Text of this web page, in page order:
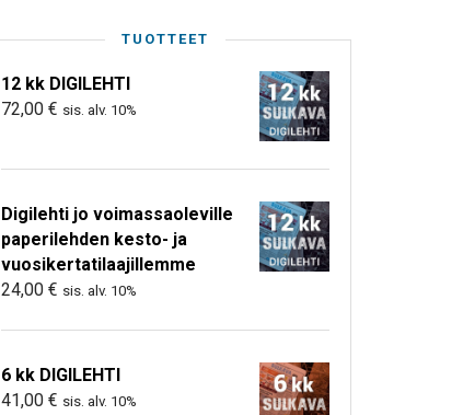
TUOTTEET
12 kk DIGILEHTI
72,00 € sis. alv. 10%
Digilehti jo voimassaoleville
paperilehden kesto- ja
vuosikertatilaajillemme
24,00 € sis. alv. 10%
6 kk DIGILEHTI
41,00 € sis. alv. 10%